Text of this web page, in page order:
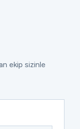
ekip sizinle